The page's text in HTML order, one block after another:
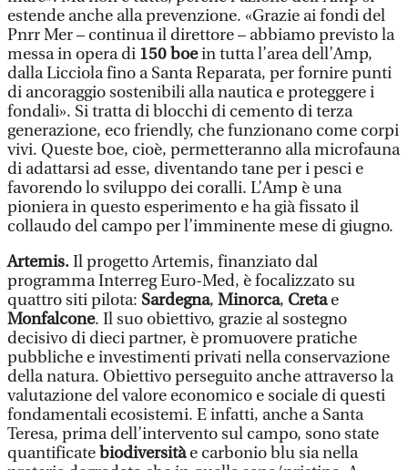
estende anche alla prevenzione. «Grazie ai fondi del
Pnrr Mer – continua il direttore – abbiamo previsto la
messa in opera di 150 boein tutta l’area dell’Amp,
dalla Licciola fino a Santa Reparata, per fornire punti
di ancoraggio sostenibili alla nautica e proteggere i
fondali». Si tratta di blocchi di cemento di terza
generazione, eco friendly, che funzionano come corpi
vivi. Queste boe, cioè, permetteranno alla microfauna
di adattarsi ad esse, diventando tane per i pesci e
favorendo lo sviluppo dei coralli. L’Amp è una
pioniera in questo esperimento e ha già fissato il
collaudo del campo per l’imminente mese di giugno.
Artemis.Il progetto Artemis, finanziato dal
programma Interreg Euro-Med, è focalizzato su
quattro siti pilota: Sardegna, Minorca, Cretae
Monfalcone. Il suo obiettivo, grazie al sostegno
decisivo di dieci partner, è promuovere pratiche
pubbliche e investimenti privati nella conservazione
della natura. Obiettivo perseguito anche attraverso la
valutazione del valore economico e sociale di questi
fondamentali ecosistemi. E infatti, anche a Santa
Teresa, prima dell’intervento sul campo, sono state
quantificate biodiversitàe carbonio blu sia nella